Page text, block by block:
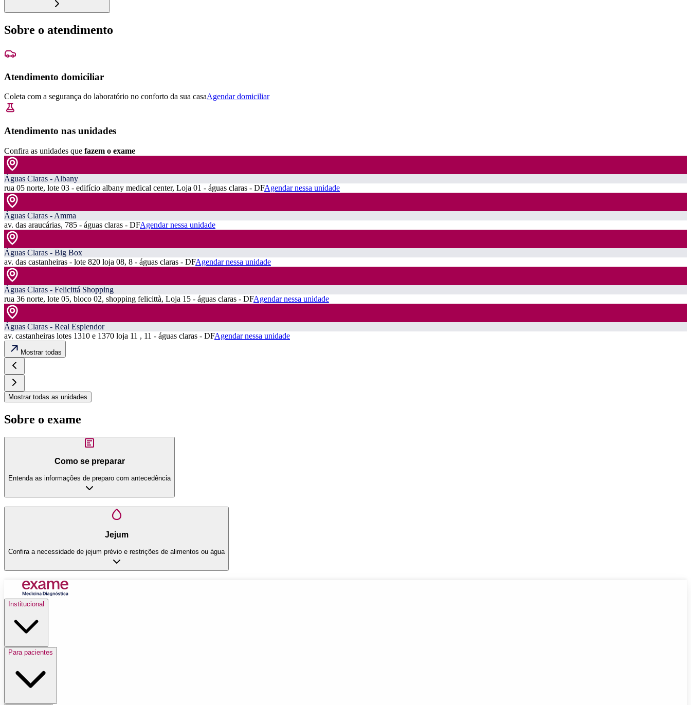
Sobre o atendimento
Atendimento domiciliar
Coleta com a segurança do laboratório no conforto da sua casaAgendar domiciliar
Atendimento nas unidades
Confira as unidades que fazem o exame
Águas Claras - Albany
rua 05 norte, lote 03 - edifício albany medical center, Loja 01 - águas claras - DFAgendar nessa unidade
Águas Claras - Amma
av. das araucárias, 785 - águas claras - DFAgendar nessa unidade
Águas Claras - Big Box
av. das castanheiras - lote 820 loja 08, 8 - águas claras - DFAgendar nessa unidade
Águas Claras - Felicittá Shopping
rua 36 norte, lote 05, bloco 02, shopping felicittà, Loja 15 - águas claras - DFAgendar nessa unidade
Águas Claras - Real Esplendor
av. castanheiras lotes 1310 e 1370 loja 11 , 11 - águas claras - DFAgendar nessa unidade
Mostrar todas
Mostrar todas as unidades
Sobre o exame
Como se preparar
Entenda as informações de preparo com antecedência
Jejum
Confira a necessidade de jejum prévio e restrições de alimentos ou água
Institucional
Para pacientes